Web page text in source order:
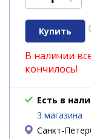
В наличии
кончилось!
Есть в
3 магазина
Санкт-